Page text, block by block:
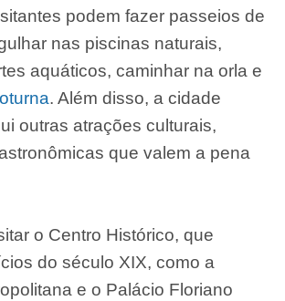
podem fazer passeios de
nas piscinas naturais,
aquáticos, caminhar na orla e
. Além disso, a cidade
outras atrações culturais,
que valem a pena
o Centro Histórico, que
do século XIX, como a
e o Palácio Floriano